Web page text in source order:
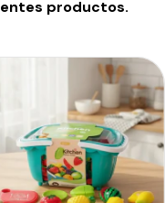
productos.